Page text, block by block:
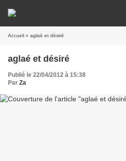
Accueil » aglaé et désiré
aglaé et désiré
Publié le 22/04/2012 à 15:38
Par Za